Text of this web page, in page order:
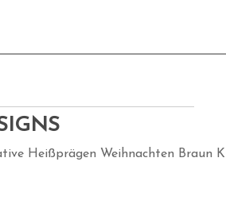
Heißprägen Weihnachten Braun